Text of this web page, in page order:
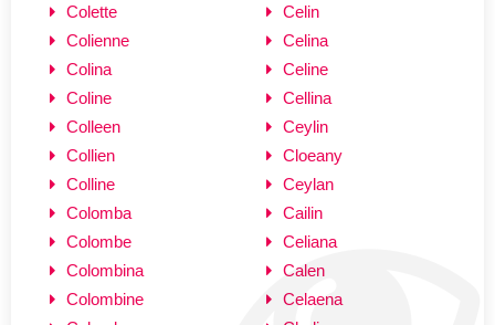
Colette
Colienne
Colina
Coline
Colleen
Collien
Colline
Colomba
Colombe
Colombina
Colombine
Celin
Celina
Celine
Cellina
Ceylin
Cloeany
Ceylan
Cailin
Celiana
Calen
Celaena